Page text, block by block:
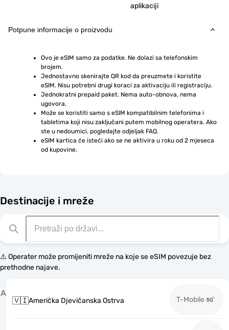
aplikaciji
Potpune informacije o proizvodu
Ovo je eSIM samo za podatke. Ne dolazi sa telefonskim
brojem.
Jednostavno skenirajte QR kod da preuzmete i koristite
eSIM. Nisu potrebni drugi koraci za aktivaciju ili registraciju.
Jednokratni prepaid paket. Nema auto-obnova, nema
ugovora.
Može se koristiti samo s eSIM kompatibilnim telefonima i
tabletima koji nisu zaključani putem mobilnog operatera. Ako
ste u nedoumici, pogledajte odjeljak FAQ.
eSIM kartica će isteći ako se ne aktivira u roku od 2 mjeseca
od kupovine.
Destinacije i mreže
⚠️ Operater može promijeniti mreže na koje se eSIM povezuje bez
prethodne najave.
A
🇻🇮Američka Djevičanska Ostrva T-Mobile